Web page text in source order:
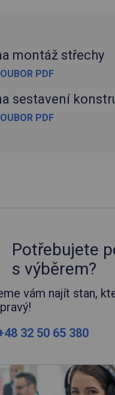
montáž střechy
PDF
sestavení
PDF
Potřebujete
s výběrem?
vám najít stan,
32 50 65 380